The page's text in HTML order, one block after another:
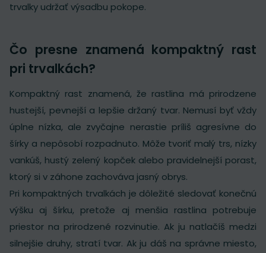
trvalky udržať výsadbu pokope.
Čo presne znamená kompaktný rast
pri trvalkách?
Kompaktný rast znamená, že rastlina má prirodzene
hustejší, pevnejší a lepšie držaný tvar. Nemusí byť vždy
úplne nízka, ale zvyčajne nerastie príliš agresívne do
šírky a nepôsobí rozpadnuto. Môže tvoriť malý trs, nízky
vankúš, hustý zelený kopček alebo pravidelnejší porast,
ktorý si v záhone zachováva jasný obrys.
Pri kompaktných trvalkách je dôležité sledovať konečnú
výšku aj šírku, pretože aj menšia rastlina potrebuje
priestor na prirodzené rozvinutie. Ak ju natlačíš medzi
silnejšie druhy, stratí tvar. Ak ju dáš na správne miesto,